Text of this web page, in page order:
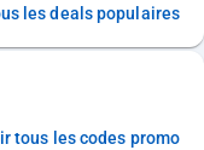
les deals populaires
tous les codes promo